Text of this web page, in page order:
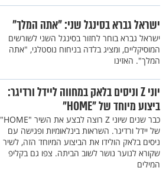
ישראל גברא בסינגל שני: "אתה המלך"
ישראל גברא בוחר לחזור בסינגל השני לשורשים
המוסיקליים, ומציג בלדה בניחוח נוסטלגי, "אתה
המלך". האזינו
יוני Z וניסים בלאק במחווה ליידל ורדיגר:
ביצוע מיוחד של "HOME"
כבר שנים שיוני Z רוצה לבצע את השיר "HOME"
של יידל ורדיגר. השראות בינלאומיות ופגישה עם
ניסים בלאק הולידו את הביצוע המיוחד הזה, לשיר
שקורא לנוער נושר לשוב הביתה. צפו גם בקליפ
המילים